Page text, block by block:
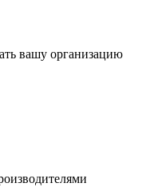
вашу организацию